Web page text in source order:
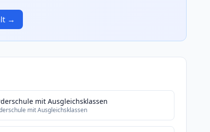
→
mit Ausgleichsklassen
mit Ausgleichsklassen